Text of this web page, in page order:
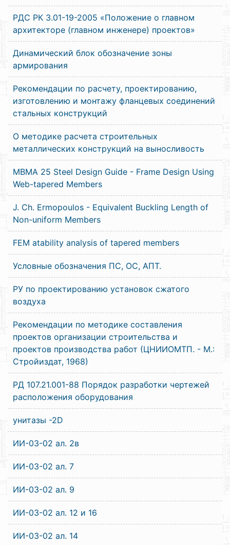
РДС РК 3.01-19-2005 «Положение о главном
архитекторе (главном инженере) проектов»
Динамический блок обозначение зоны
армирования
Рекомендации по расчету, проектированию,
изготовлению и монтажу фланцевых соединений
стальных конструкций
О методике расчета строительных
металлических конструкций на выносливость
MBMA 25 Steel Design Guide - Frame Design Using
Web-tapered Members
J. Ch. Ermopoulos - Equivalent Buckling Length of
Non-uniform Members
FEM atability analysis of tapered members
Условные обозначения ПС, ОС, АПТ.
РУ по проектированию установок сжатого
воздуха
Рекомендации по методике составления
проектов организации строительства и
проектов производства работ (ЦНИИОМТП. - М.:
Стройиздат, 1968)
РД 107.21.001-88 Порядок разработки чертежей
расположения оборудования
унитазы -2D
ИИ-03-02 ал. 2в
ИИ-03-02 ал. 7
ИИ-03-02 ал. 9
ИИ-03-02 ал. 12 и 16
ИИ-03-02 ал. 14